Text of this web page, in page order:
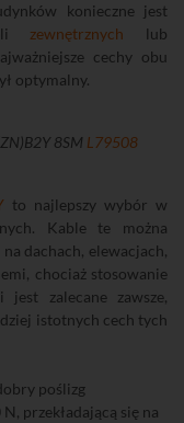
konieczne jest
zewnętrznych lub
cechy obu
optymalny.
8SM L79508
to najlepszy wybór w
Kable te można
dachach, elewacjach,
chociaż stosowanie
zalecane zawsze,
istotnych cech tych
poślizg
przekładającą się na